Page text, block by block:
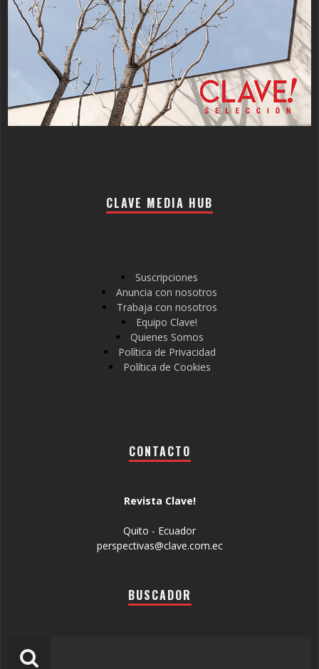
CLAVE MEDIA HUB
Suscripciones
Anuncia con nosotros
Trabaja con nosotros
Equipo Clave!
Quienes Somos
Política de Privacidad
Política de Cookies
CONTACTO
Revista Clave!
Quito - Ecuador
perspectivas@clave.com.ec
BUSCADOR